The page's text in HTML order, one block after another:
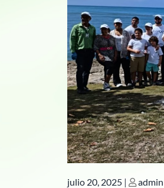
Publicado
julio 20, 2025 | Publicado
admin